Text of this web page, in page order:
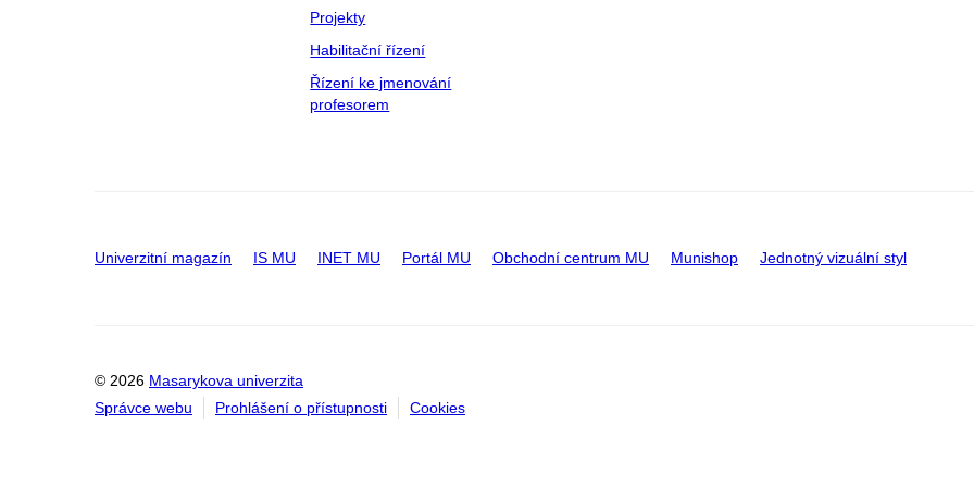
Projekty
Habilitační řízení
Řízení ke jmenování
profesorem
Univerzitní magazín IS MU INET MU Portál MU Obchodní centrum MU Munishop Jednotný vizuální styl
© 2026 Masarykova univerzita
Správce webu
Prohlášení o přístupnosti Cookies